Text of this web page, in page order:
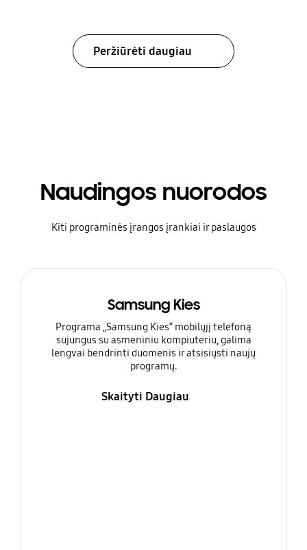
Peržiūrėti daugiau
Naudingos nuorodos
Kiti programinės įrangos įrankiai ir paslaugos
Samsung Kies
Programa „Samsung Kies“ mobilųjį telefoną
sujungus su asmeniniu kompiuteriu, galima
lengvai bendrinti duomenis ir atsisiųsti naujų
programų.
Skaityti Daugiau